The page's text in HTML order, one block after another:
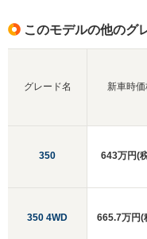
このモデルの他のグ
グレード名
350
350 4WD
新車時
643万円(
665.7万円(